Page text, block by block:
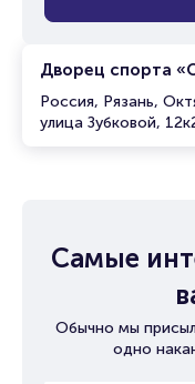
Дворец спорта
Россия, Рязань,
улица Зубковой,
Самые
Обычно мы
одно